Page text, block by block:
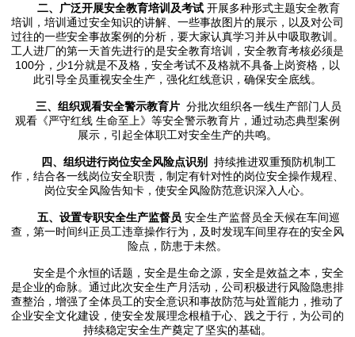
二、广泛开展安全教育培训及考试开展多种形式主题安全教育
培训，培训通过安全知识的讲解、一些事故图片的展示，以及对公司
过往的一些安全事故案例的分析，要大家认真学习并从中吸取教训。
工人进厂的第一天首先进行的是安全教育培训，安全教育考核必须是
100分，少1分就是不及格，安全考试不及格就不具备上岗资格，以
此引导全员重视安全生产，强化红线意识，确保安全底线。
三、组织观看安全警示教育片分批次组织各一线生产部门人员
观看《严守红线 生命至上》等安全警示教育片，通过动态典型案例
展示，引起全体职工对安全生产的共鸣。
四、组织进行岗位安全风险点识别
持续推进双重预防机制工
作，结合各一线岗位安全职责，制定有针对性的岗位安全操作规程、
岗位安全风险告知卡，使安全风险防范意识深入人心。
五、设置专职安全生产监督员 安全生产监督员全天候在车间巡
查，第一时间纠正员工违章操作行为，及时发现车间里存在的安全风
险点，防患于未然。
安全是个永恒的话题，安全是生命之源，安全是效益之本，安全
是企业的命脉。通过此次安全生产月活动，公司积极进行风险隐患排
查整治，增强了全体员工的安全意识和事故防范与处置能力，推动了
企业安全文化建设，使安全发展理念根植于心、践之于行，为公司的
持续稳定安全生产奠定了坚实的基础。